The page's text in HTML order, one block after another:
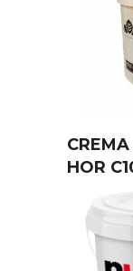
HOR